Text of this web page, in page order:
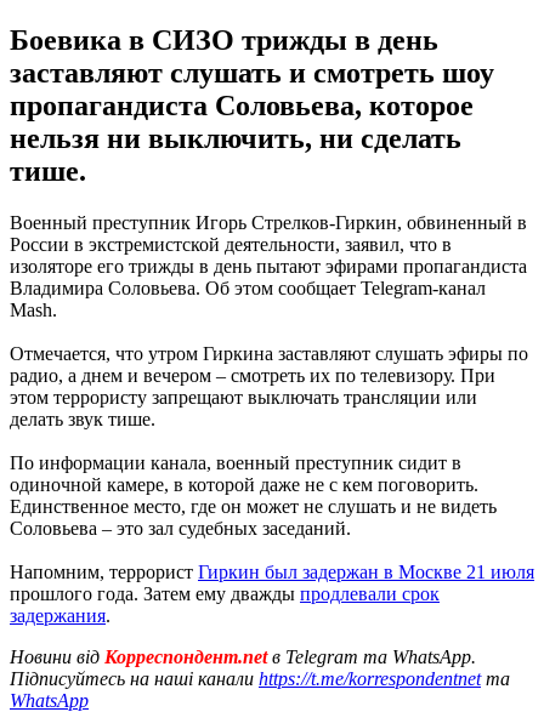
Боевика в СИЗО трижды в день
заставляют слушать и смотреть шоу
пропагандиста Соловьева, которое
нельзя ни выключить, ни сделать
тише.
Военный преступник Игорь Стрелков-Гиркин, обвиненный в
России в экстремистской деятельности, заявил, что в
изоляторе его трижды в день пытают эфирами пропагандиста
Владимира Соловьева. Об этом сообщает Telegram-канал
Mash.
Отмечается, что утром Гиркина заставляют слушать эфиры по
радио, а днем и вечером – смотреть их по телевизору. При
этом террористу запрещают выключать трансляции или
делать звук тише.
По информации канала, военный преступник сидит в
одиночной камере, в которой даже не с кем поговорить.
Единственное место, где он может не слушать и не видеть
Соловьева – это зал судебных заседаний.
Напомним, террорист Гиркин был задержан в Москве 21 июля
прошлого года. Затем ему дважды продлевали срок
задержания.
Новини від Корреспондент.netв Telegram та WhatsApp.
Підписуйтесь на наші канали https://t.me/korrespondentnetта
WhatsApp